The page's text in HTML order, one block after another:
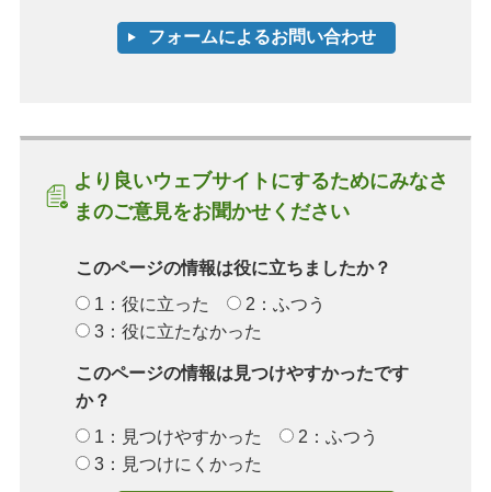
より良いウェブサイトにするためにみなさ
まのご意見をお聞かせください
このページの情報は役に立ちましたか？
1：役に立った
2：ふつう
3：役に立たなかった
このページの情報は見つけやすかったです
か？
1：見つけやすかった
2：ふつう
3：見つけにくかった